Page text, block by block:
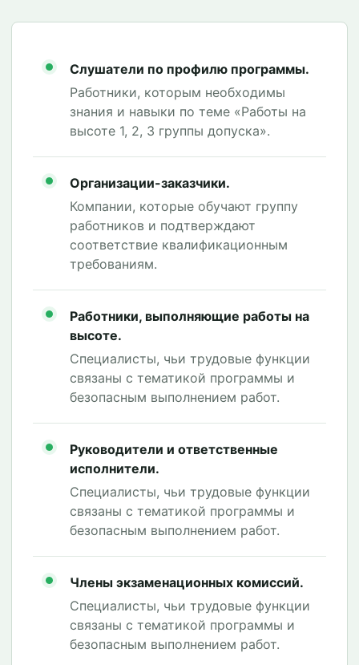
Слушатели по профилю программы.
Работники, которым необходимы
знания и навыки по теме «Работы на
высоте 1, 2, 3 группы допуска».
Организации-заказчики.
Компании, которые обучают группу
работников и подтверждают
соответствие квалификационным
требованиям.
Работники, выполняющие работы на
высоте.
Специалисты, чьи трудовые функции
связаны с тематикой программы и
безопасным выполнением работ.
Руководители и ответственные
исполнители.
Специалисты, чьи трудовые функции
связаны с тематикой программы и
безопасным выполнением работ.
Члены экзаменационных комиссий.
Специалисты, чьи трудовые функции
связаны с тематикой программы и
безопасным выполнением работ.